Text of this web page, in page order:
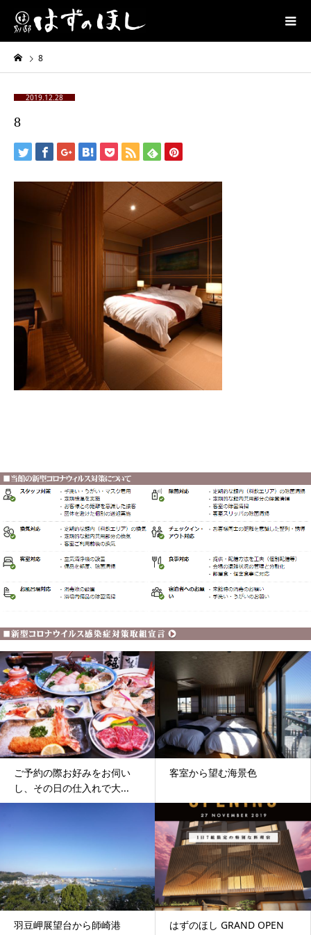
8
2019.12.28
8
ご予約の際お好みをお伺い
し、その日の仕入れで大...
客室から望む海景色
羽豆岬展望台から師崎港 はずのほし GRAND OPEN